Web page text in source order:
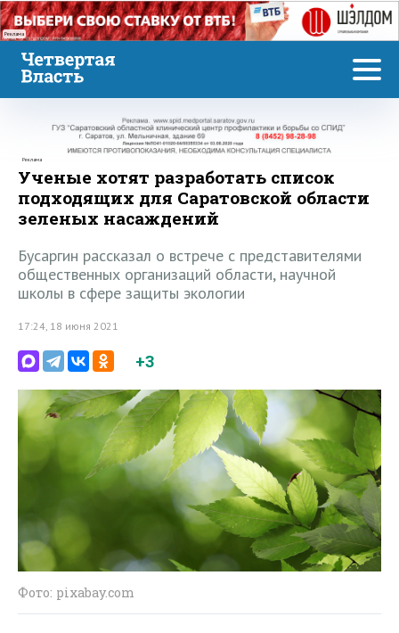
Реклама
Реклама
Ученые хотят разработать список
подходящих для Саратовской области
зеленых насаждений
Бусаргин рассказал о встрече с представителями
общественных организаций области, научной
школы в сфере защиты экологии
17:24, 18 июня 2021
+3
Фото: pixabay.com